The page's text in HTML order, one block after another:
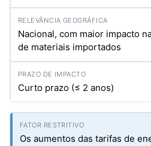
Nacional, com maior impacto
de materiais importados
Curto prazo (≤ 2 anos)
Os aumentos das tarifas de